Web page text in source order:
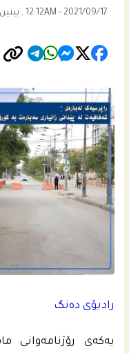
12:12AM - 2021/09/17 , بینین : 2,414
رادیۆی ده‌نگ
یه‌كه‌ى رۆژنامه‌وانى